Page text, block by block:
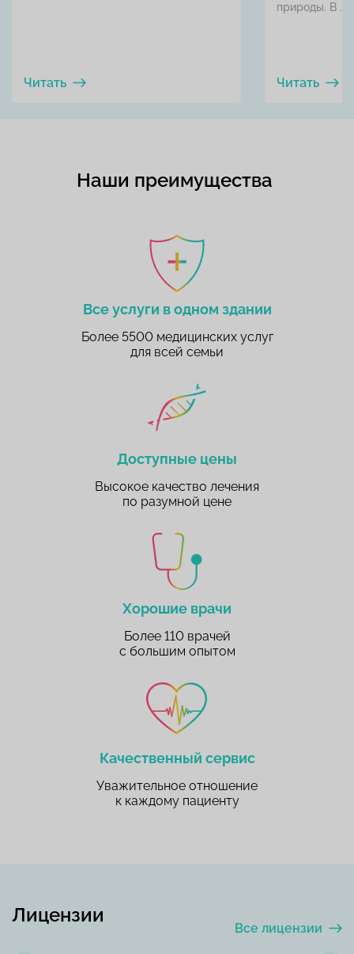
Читать
природы. В ...
Читать
Наши преимущества
Все услуги в одном здании
Более 5500 медицинских услуг
для всей семьи
Доступные цены
Высокое качество лечения
по разумной цене
Хорошие врачи
Более 110 врачей
с большим опытом
Качественный сервис
Уважительное отношение
к каждому пациенту
Лицензии
Все лицензии